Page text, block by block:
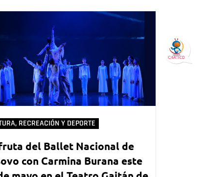
RECREACIÓN Y DEPORTE
del Ballet Nacional de
con Carmina Burana este